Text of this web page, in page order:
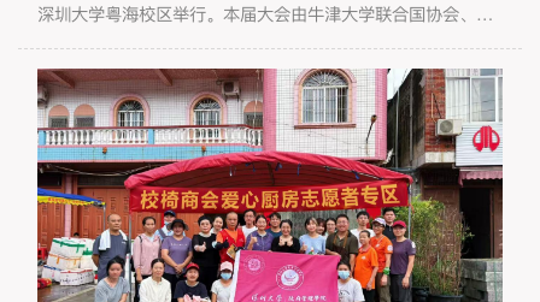
深圳大学粤海校区举行。本届大会由牛津大学联合国协会、牛
津大学模拟联合国大中华区委员会主办，想象之外（深圳）文
化有限公司承办，深圳大学外国语学院、香港理工大学CPCE
语文及传意学部、韶关学院协办。来自中国及各个国家和地区
高校、中学的近五十名青年代表参加会议，在四天会期内围绕
联合国框架下的国际热点议题开展学术讨论和模拟外交磋商。
大会开幕式在深圳大学举行...